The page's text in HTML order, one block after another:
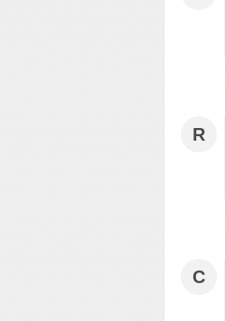
R
C